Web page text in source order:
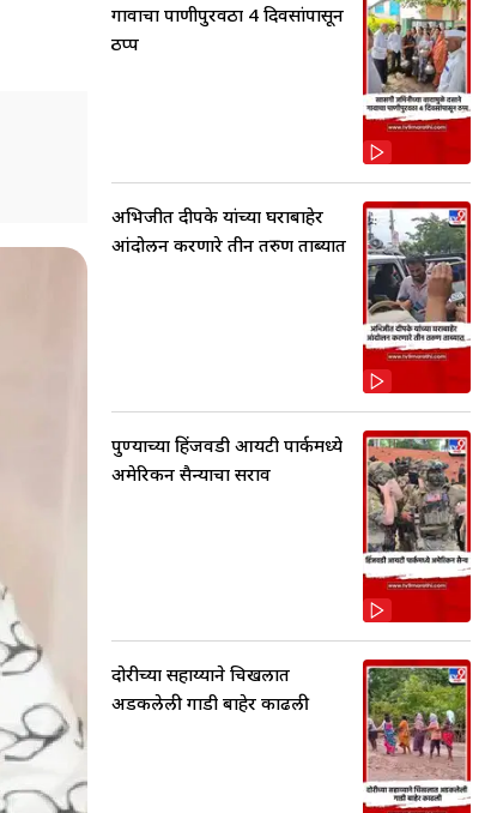
गावाचा पाणीपुरवठा 4 दिवसांपासून
ठप्प
अभिजीत दीपके यांच्या घराबाहेर
आंदोलन करणारे तीन तरुण ताब्यात
पुण्याच्या हिंजवडी आयटी पार्कमध्ये
अमेरिकन सैन्याचा सराव
दोरीच्या सहाय्याने चिखलात
अडकलेली गाडी बाहेर काढली